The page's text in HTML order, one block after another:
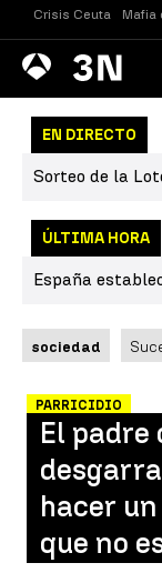
Crisis Ceuta Mafia
Antena
3 Noticias
EN DIRECTO
Sorteo de la
ÚLTIMA HORA
España
sociedad
PARRICIDIO
El padre
hacer
que no